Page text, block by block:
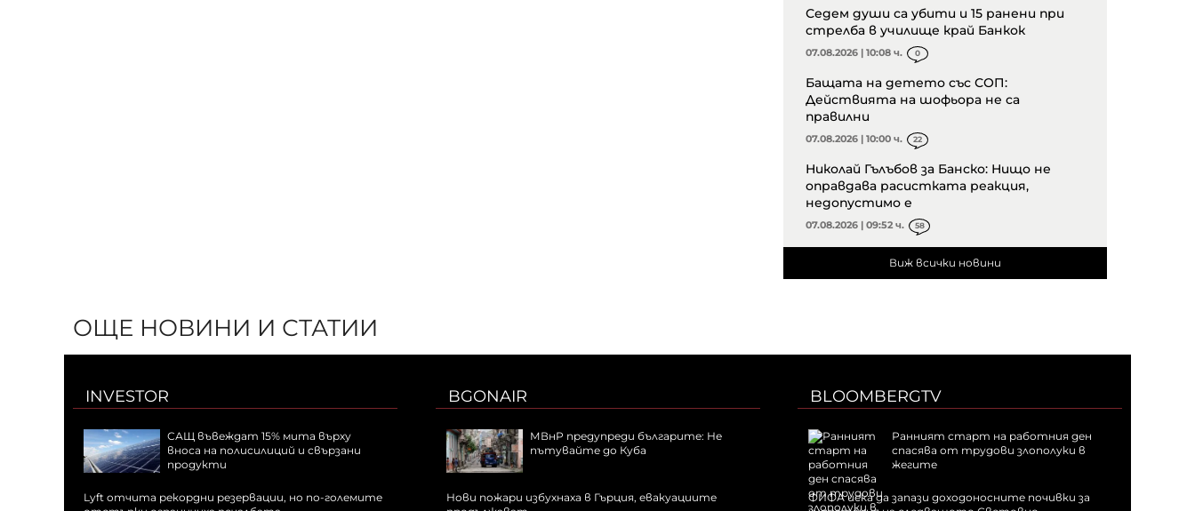
Седем души са убити и 15 ранени при
стрелба в училище край Банкок
07.08.2026 | 10:08 ч. 0
Бащата на детето със СОП:
Действията на шофьора не са
правилни
07.08.2026 | 10:00 ч. 22
Николай Гълъбов за Банско: Нищо не
оправдава расистката реакция,
недопустимо е
07.08.2026 | 09:52 ч. 58
Виж всички новини
ОЩЕ НОВИНИ И СТАТИИ
INVESTOR
САЩ въвеждат 15% мита върху
вноса на полисилиций и свързани
продукти
Lyft отчита рекордни резервации, но по-големите
BGONAIR
МВнР предупреди българите: Не
пътувайте до Куба
Нови пожари избухнаха в Гърция, евакуациите
BLOOMBERGTV
Ранният старт на работния ден
спасява от трудови злополуки в
жегите
ФИФА иска да запази доходоносните почивки за